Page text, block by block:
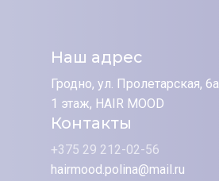
Наш адрес
Гродно, ул. Пролетарская, 6а
1 этаж, HAIR MOOD
Контакты
+375 29 212-02-56
hairmood.polina@mail.ru